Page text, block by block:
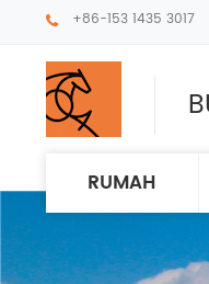
+86-153 1435 3017
RUMAH